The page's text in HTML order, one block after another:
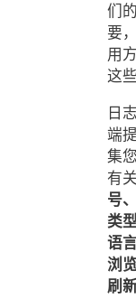
们
要
用
这
日
端
集
有
号
类
语
浏
刷